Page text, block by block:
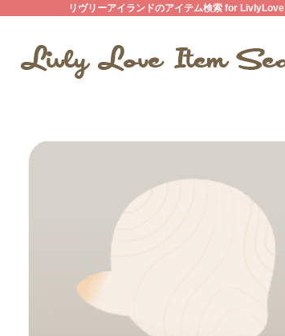
リヴリーアイランドのアイテム検索 for LivlyLove